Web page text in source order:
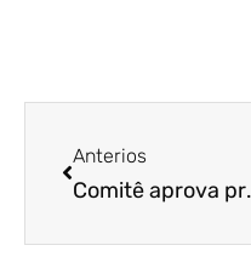
Anterios
Comitê aprova